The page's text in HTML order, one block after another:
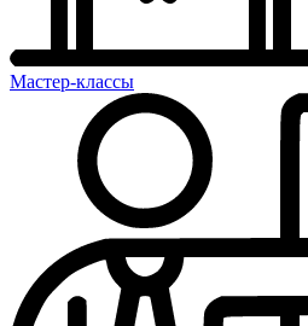
Мастер-классы